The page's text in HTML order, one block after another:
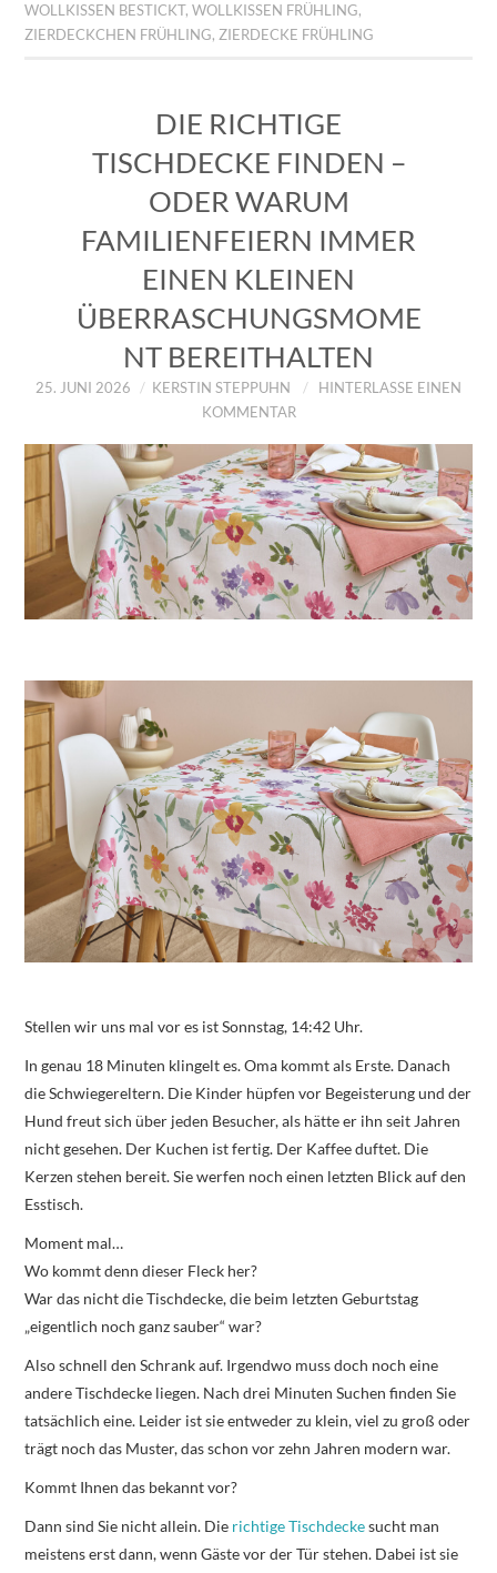
WOLLKISSEN BESTICKT,WOLLKISSEN FRÜHLING,
ZIERDECKCHEN FRÜHLING, ZIERDECKE FRÜHLING
DIE RICHTIGE
TISCHDECKE FINDEN –
ODER WARUM
FAMILIENFEIERN IMMER
EINEN KLEINEN
ÜBERRASCHUNGSMOME
NT BEREITHALTEN
25. JUNI 2026 KERSTIN STEPPUHN
HINTERLASSE EINEN
KOMMENTAR
Stellen wir uns mal vor es ist Sonnstag, 14:42 Uhr.
In genau 18 Minuten klingelt es. Oma kommt als Erste. Danach
die Schwiegereltern. Die Kinder hüpfen vor Begeisterung und der
Hund freut sich über jeden Besucher, als hätte er ihn seit Jahren
nicht gesehen. Der Kuchen ist fertig. Der Kaffee duftet. Die
Kerzen stehen bereit. Sie werfen noch einen letzten Blick auf den
Esstisch.
Moment mal…
Wo kommt denn dieser Fleck her?
War das nicht die Tischdecke, die beim letzten Geburtstag
„eigentlich noch ganz sauber“ war?
Also schnell den Schrank auf. Irgendwo muss doch noch eine
andere Tischdecke liegen. Nach drei Minuten Suchen finden Sie
tatsächlich eine. Leider ist sie entweder zu klein, viel zu groß oder
trägt noch das Muster, das schon vor zehn Jahren modern war.
Kommt Ihnen das bekannt vor?
Dann sind Sie nicht allein. Die richtige Tischdeckesucht man
meistens erst dann, wenn Gäste vor der Tür stehen. Dabei ist sie